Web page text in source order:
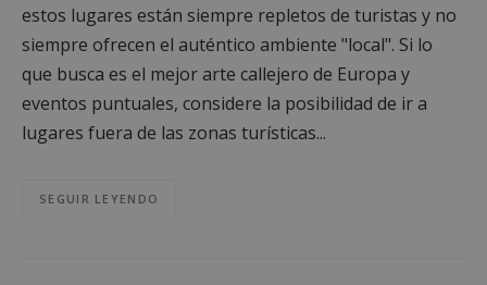
estos lugares están siempre repletos de turistas y no
siempre ofrecen el auténtico ambiente "local". Si lo
que busca es el mejor arte callejero de Europa y
eventos puntuales, considere la posibilidad de ir a
lugares fuera de las zonas turísticas...
SEGUIR LEYENDO